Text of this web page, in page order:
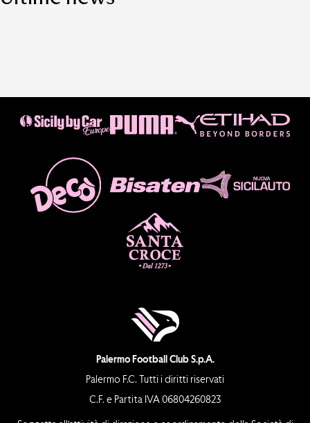
Palermo Football Club S.p.A.
Palermo F.C. Tutti i diritti riservati
C.F. e Partita IVA 06804260823